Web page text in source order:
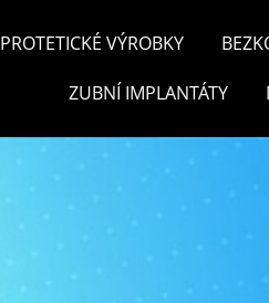
PROTETICKÉ VÝROBKY
ZUBNÍ IMPLANTÁTY